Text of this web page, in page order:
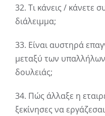
32. Τι κάνεις / κάνετε
διάλειμμα;
33. Είναι αυστηρά
μεταξύ των
δουλειάς;
34. Πώς άλλαξε η
ξεκίνησες να